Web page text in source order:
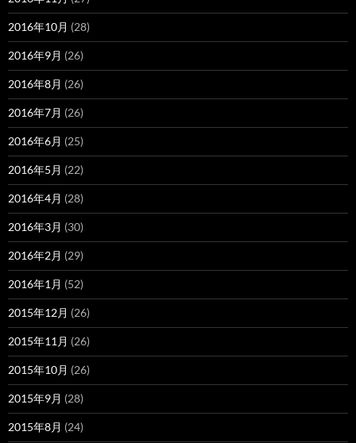
2016年10月 (28)
2016年9月 (26)
2016年8月 (26)
2016年7月 (26)
2016年6月 (25)
2016年5月 (22)
2016年4月 (28)
2016年3月 (30)
2016年2月 (29)
2016年1月 (52)
2015年12月 (26)
2015年11月 (26)
2015年10月 (26)
2015年9月 (28)
2015年8月 (24)